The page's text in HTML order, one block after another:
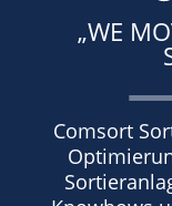
„WE
Comsort